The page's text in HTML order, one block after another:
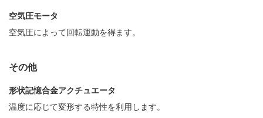
空気圧モータ
空気圧によって回転運動を得ます。
その他
形状記憶合金アクチュエータ
温度に応じて変形する特性を利用します。